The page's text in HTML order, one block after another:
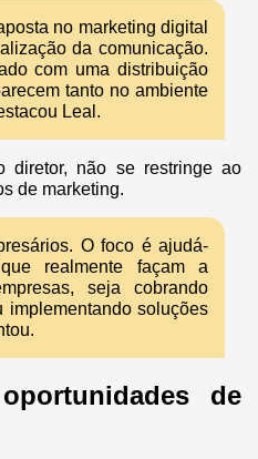
no marketing digital
da comunicação.
com uma distribuição
tanto no ambiente
Leal.
diretor, não se restringe ao
de marketing.
O foco é ajudá-
realmente façam a
seja cobrando
implementando soluções
de